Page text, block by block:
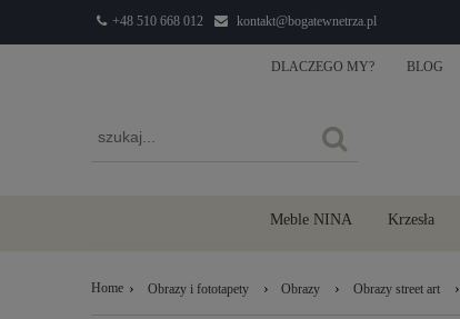
+48 510 668 012 kontakt@bogatewnetrza.pl
DLACZEGO MY? BLOG
Meble NINA Krzesła
Home › Obrazy i fototapety › Obrazy › Obrazy street art ›